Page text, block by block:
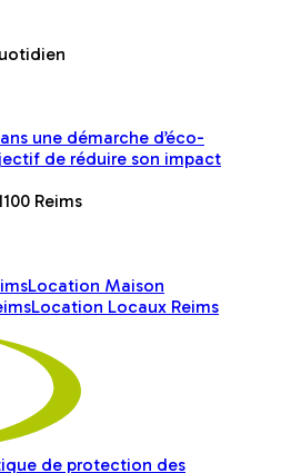
une démarche d’éco-
de réduire son impact
Reims
Location Maison
Location Locaux Reims
de protection des